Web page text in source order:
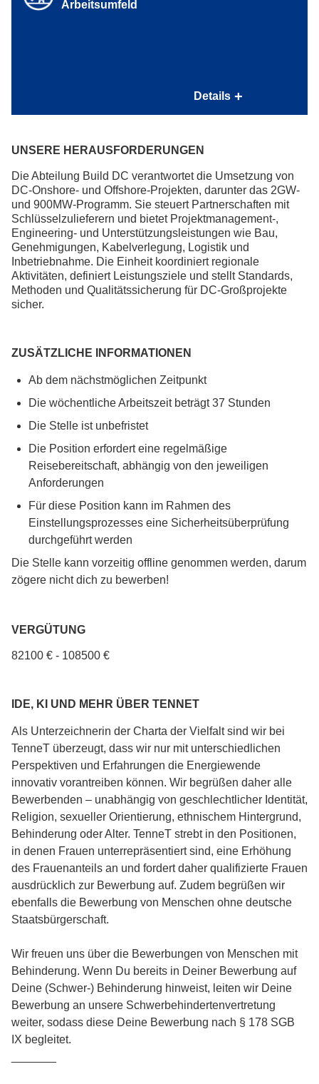
Gesundheitschecks durch Betriebsärzte vor Ort
Arbeitsumfeld
Zusammenarbeit vor Ort
zu ermöglichen, beteiligen wir uns finanziell an Deiner
Büroausstattung
Details
UNSERE HERAUSFORDERUNGEN
Die Abteilung Build DC verantwortet die Umsetzung von
DC-Onshore- und Offshore-Projekten, darunter das 2GW-
und 900MW-Programm. Sie steuert Partnerschaften mit
Schlüsselzulieferern und bietet Projektmanagement-,
Engineering- und Unterstützungsleistungen wie Bau,
Genehmigungen, Kabelverlegung, Logistik und
Inbetriebnahme. Die Einheit koordiniert regionale
Aktivitäten, definiert Leistungsziele und stellt Standards,
Methoden und Qualitätssicherung für DC-Großprojekte
sicher.
ZUSÄTZLICHE INFORMATIONEN
Ab dem nächstmöglichen Zeitpunkt
Die wöchentliche Arbeitszeit beträgt 37 Stunden
Die Stelle ist unbefristet
Die Position erfordert eine regelmäßige
Reisebereitschaft, abhängig von den jeweiligen
Anforderungen
Für diese Position kann im Rahmen des
Einstellungsprozesses eine Sicherheitsüberprüfung
durchgeführt werden
Die Stelle kann vorzeitig offline genommen werden, darum
zögere nicht dich zu bewerben!
VERGÜTUNG
82100 € - 108500 €
IDE, KI UND MEHR ÜBER TENNET
Als Unterzeichnerin der Charta der Vielfalt sind wir bei
TenneT überzeugt, dass wir nur mit unterschiedlichen
Perspektiven und Erfahrungen die Energiewende
innovativ vorantreiben können. Wir begrüßen daher alle
Bewerbenden – unabhängig von geschlechtlicher Identität,
Religion, sexueller Orientierung, ethnischem Hintergrund,
Behinderung oder Alter. TenneT strebt in den Positionen,
in denen Frauen unterrepräsentiert sind, eine Erhöhung
des Frauenanteils an und fordert daher qualifizierte Frauen
ausdrücklich zur Bewerbung auf. Zudem begrüßen wir
ebenfalls die Bewerbung von Menschen ohne deutsche
Staatsbürgerschaft.
Wir freuen uns über die Bewerbungen von Menschen mit
Behinderung. Wenn Du bereits in Deiner Bewerbung auf
Deine (Schwer-) Behinderung hinweist, leiten wir Deine
Bewerbung an unsere Schwerbehindertenvertretung
weiter, sodass diese Deine Bewerbung nach § 178 SGB
IX begleitet.